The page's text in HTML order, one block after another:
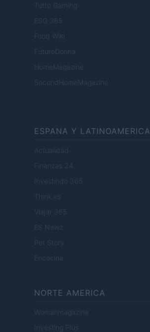
Tutto Gaming
ESG 365
Food Wiki
FuturoDonna
HomeMagazine
SecondHomeMagazine
ESPANA Y LATINOAMERICA
Actualidad
Finanzas 24
Investindo 365
Think.es
Viajar 365
ES Newz
Pet Story
Encocina
NORTE AMERICA
Womanmagazine
Investing Plus